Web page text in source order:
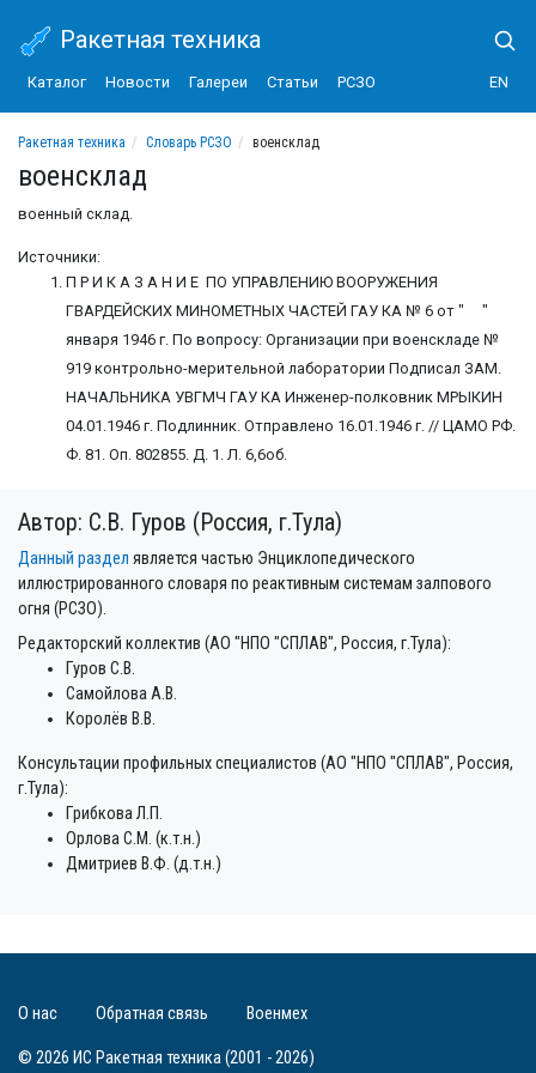
Ракетная техника
Каталог Новости Галереи Статьи РСЗО EN
Ракетная техника Словарь РСЗО военсклад
военсклад
военный склад.
Источники:
П Р И К А З А Н И Е ПО УПРАВЛЕНИЮ ВООРУЖЕНИЯ
ГВАРДЕЙСКИХ МИНОМЕТНЫХ ЧАСТЕЙ ГАУ КА № 6 от " "
января 1946 г. По вопросу: Организации при военскладе №
919 контрольно-мерительной лаборатории Подписал ЗАМ.
НАЧАЛЬНИКА УВГМЧ ГАУ КА Инженер-полковник МРЫКИН
04.01.1946 г. Подлинник. Отправлено 16.01.1946 г. // ЦАМО РФ.
Ф. 81. Оп. 802855. Д. 1. Л. 6,6об.
Автор: С.В. Гуров (Россия, г.Тула)
Данный раздел является частью Энциклопедического
иллюстрированного словаря по реактивным системам залпового
огня (РСЗО).
Редакторский коллектив (АО "НПО "СПЛАВ", Россия, г.Тула):
Гуров С.В.
Самойлова А.В.
Королёв В.В.
Консультации профильных специалистов (АО "НПО "СПЛАВ", Россия,
г.Тула):
Грибкова Л.П.
Орлова С.М. (к.т.н.)
Дмитриев В.Ф. (д.т.н.)
© 2026 ИС Ракетная техника (2001 - 2026)
О нас Обратная связь Военмех